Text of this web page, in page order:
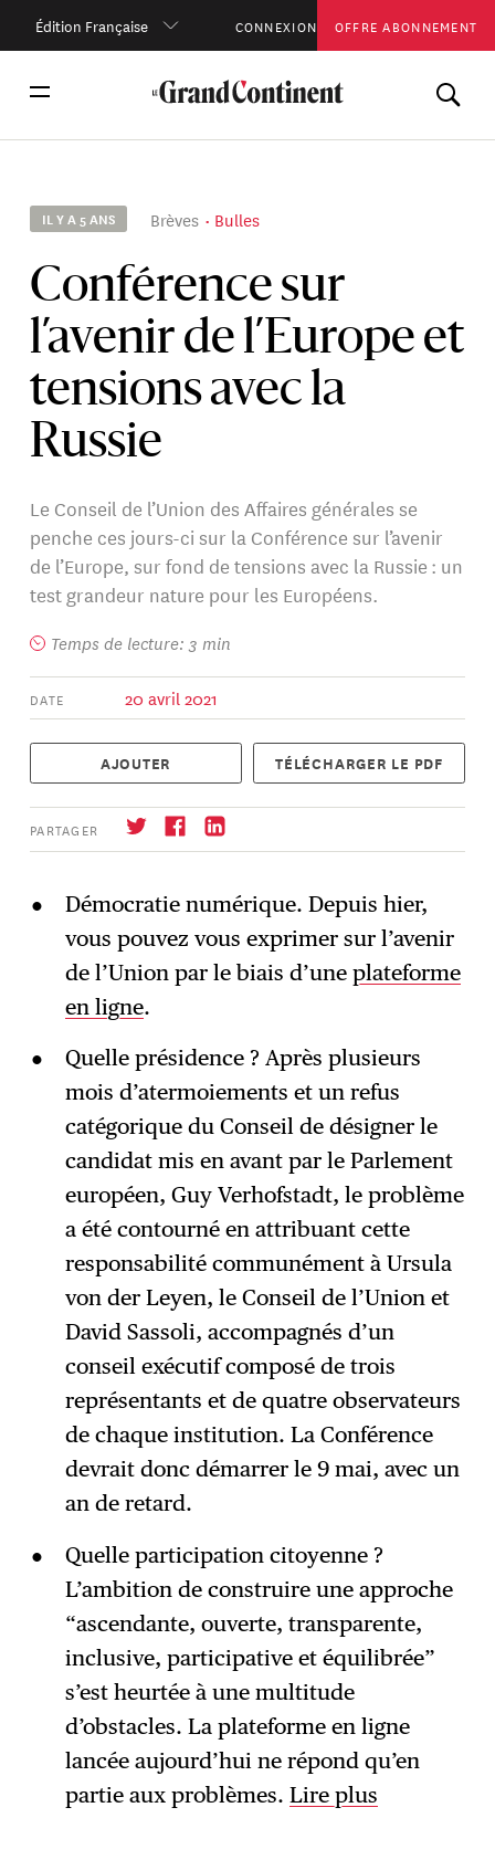
Édition Française CONNEXION OFFRE ABONNEMENT
IL Y A 5 ANS Brèves Bulles
Conférence sur
l’avenir de l’Europe et
tensions avec la
Russie
Le Conseil de l’Union des Affaires générales se
penche ces jours-ci sur la Conférence sur l’avenir
de l’Europe, sur fond de tensions avec la Russie : un
test grandeur nature pour les Européens.
Temps de lecture: 3 min
DATE 20 avril 2021
AJOUTER TÉLÉCHARGER LE PDF
PARTAGER
→ S'abonner
Démocratie numérique. Depuis hier,
vous pouvez vous exprimer sur l’avenir
de l’Union par le biais d’une plateforme
en ligne.
Quelle présidence ? Après plusieurs
mois d’atermoiements et un refus
catégorique du Conseil de désigner le
candidat mis en avant par le Parlement
européen, Guy Verhofstadt, le problème
a été contourné en attribuant cette
responsabilité communément à Ursula
von der Leyen, le Conseil de l’Union et
David Sassoli, accompagnés d’un
conseil exécutif composé de trois
représentants et de quatre observateurs
de chaque institution. La Conférence
devrait donc démarrer le 9 mai, avec un
an de retard.
Quelle participation citoyenne ?
L’ambition de construire une approche
“ascendante, ouverte, transparente,
inclusive, participative et équilibrée”
s’est heurtée à une multitude
d’obstacles. La plateforme en ligne
lancée aujourd’hui ne répond qu’en
partie aux problèmes. Lire plus